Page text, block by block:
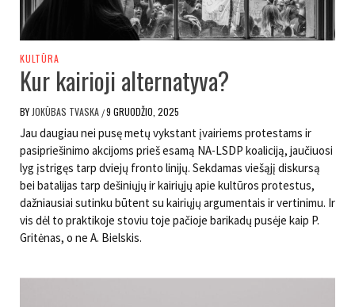
KULTŪRA
Kur kairioji alternatyva?
BY JOKŪBAS TVASKA /9 GRUODŽIO, 2025
Jau daugiau nei pusę metų vykstant įvairiems protestams ir
pasipriešinimo akcijoms prieš esamą NA-LSDP koaliciją, jaučiuosi
lyg įstrigęs tarp dviejų fronto linijų. Sekdamas viešąjį diskursą
bei batalijas tarp dešiniųjų ir kairiųjų apie kultūros protestus,
dažniausiai sutinku būtent su kairiųjų argumentais ir vertinimu. Ir
vis dėl to praktikoje stoviu toje pačioje barikadų pusėje kaip P.
Gritėnas, o ne A. Bielskis.